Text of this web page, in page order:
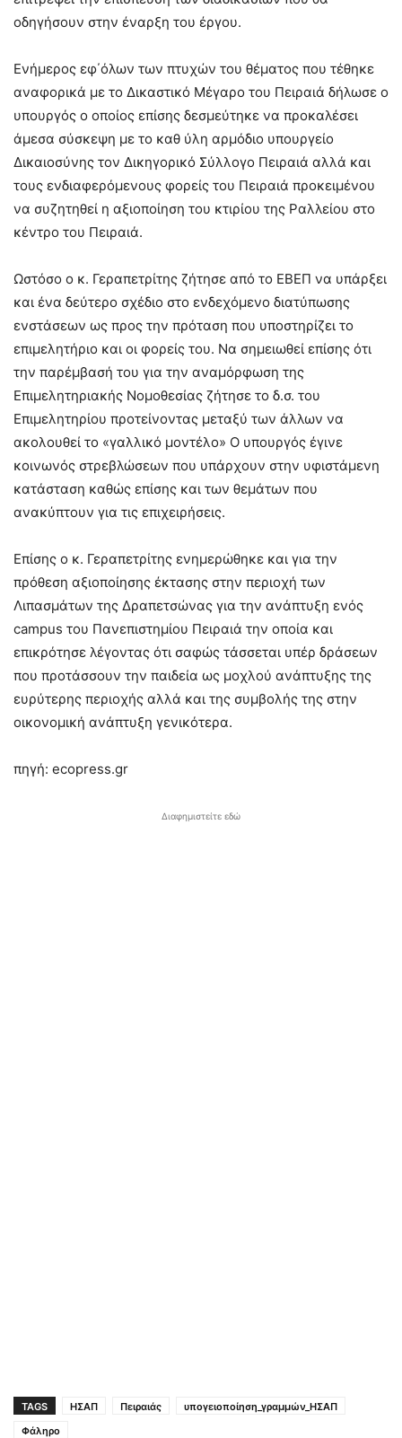
οδηγήσουν στην έναρξη του έργου.
Ενήμερος εφ΄όλων των πτυχών του θέματος που τέθηκε
αναφορικά με το Δικαστικό Μέγαρο του Πειραιά δήλωσε ο
υπουργός ο οποίος επίσης δεσμεύτηκε να προκαλέσει
άμεσα σύσκεψη με το καθ ύλη αρμόδιο υπουργείο
Δικαιοσύνης τον Δικηγορικό Σύλλογο Πειραιά αλλά και
τους ενδιαφερόμενους φορείς του Πειραιά προκειμένου
να συζητηθεί η αξιοποίηση του κτιρίου της Ραλλείου στο
κέντρο του Πειραιά.
Ωστόσο ο κ. Γεραπετρίτης ζήτησε από το ΕΒΕΠ να υπάρξει
και ένα δεύτερο σχέδιο στο ενδεχόμενο διατύπωσης
ενστάσεων ως προς την πρόταση που υποστηρίζει το
επιμελητήριο και οι φορείς του. Να σημειωθεί επίσης ότι
την παρέμβασή του για την αναμόρφωση της
Επιμελητηριακής Νομοθεσίας ζήτησε το δ.σ. του
Επιμελητηρίου προτείνοντας μεταξύ των άλλων να
ακολουθεί το «γαλλικό μοντέλο» Ο υπουργός έγινε
κοινωνός στρεβλώσεων που υπάρχουν στην υφιστάμενη
κατάσταση καθώς επίσης και των θεμάτων που
ανακύπτουν για τις επιχειρήσεις.
Επίσης ο κ. Γεραπετρίτης ενημερώθηκε και για την
πρόθεση αξιοποίησης έκτασης στην περιοχή των
Λιπασμάτων της Δραπετσώνας για την ανάπτυξη ενός
campus του Πανεπιστημίου Πειραιά την οποία και
επικρότησε λέγοντας ότι σαφώς τάσσεται υπέρ δράσεων
που προτάσσουν την παιδεία ως μοχλού ανάπτυξης της
ευρύτερης περιοχής αλλά και της συμβολής της στην
οικονομική ανάπτυξη γενικότερα.
πηγή: ecopress.gr
Διαφημιστείτε εδώ
TAGS ΗΣΑΠ Πειραιάς
υπογειοποίηση_γραμμών_ΗΣΑΠ
Φάληρο